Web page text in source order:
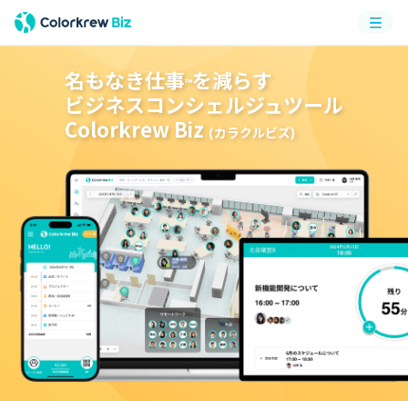
メニ
ュー
名もなき仕事™を減らす
ビジネスコンシェルジュツール
Colorkrew Biz (カラクルビズ)